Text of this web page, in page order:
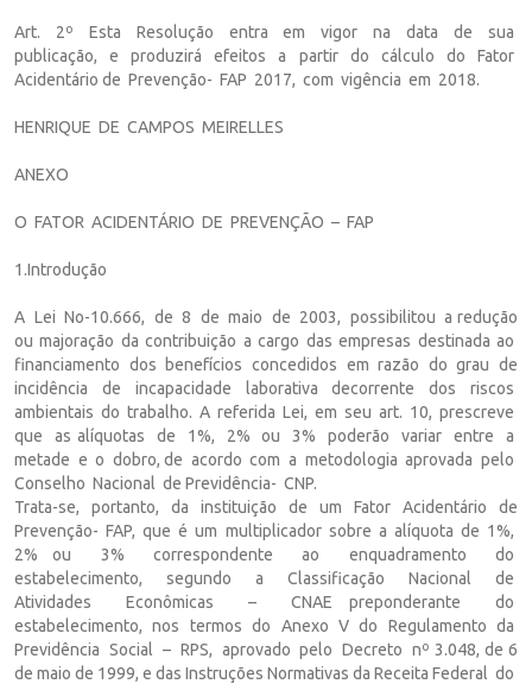
Art. 2º Esta Resolução entra em vigor na data de sua
publicação, e produzirá efeitos a partir do cálculo do Fator
Acidentário de Prevenção- FAP 2017, com vigência em 2018.
HENRIQUE DE CAMPOS MEIRELLES
ANEXO
O FATOR ACIDENTÁRIO DE PREVENÇÃO – FAP
1.Introdução
A Lei No-10.666, de 8 de maio de 2003, possibilitou a redução
ou majoração da contribuição a cargo das empresas destinada ao
financiamento dos benefícios concedidos em razão do grau de
incidência de incapacidade laborativa decorrente dos riscos
ambientais do trabalho. A referida Lei, em seu art. 10, prescreve
que as alíquotas de 1%, 2% ou 3% poderão variar entre a
metade e o dobro, de acordo com a metodologia aprovada pelo
Conselho Nacional de Previdência- CNP.
Trata-se, portanto, da instituição de um Fator Acidentário de
Prevenção- FAP, que é um multiplicador sobre a alíquota de 1%,
2% ou 3% correspondente ao enquadramento do
estabelecimento, segundo a Classificação Nacional de
Atividades Econômicas – CNAE preponderante do
estabelecimento, nos termos do Anexo V do Regulamento da
Previdência Social – RPS, aprovado pelo Decreto nº 3.048, de 6
de maio de 1999, e das Instruções Normativas da Receita Federal do